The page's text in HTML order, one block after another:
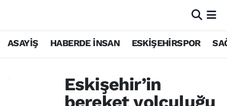
Eskişehir’in